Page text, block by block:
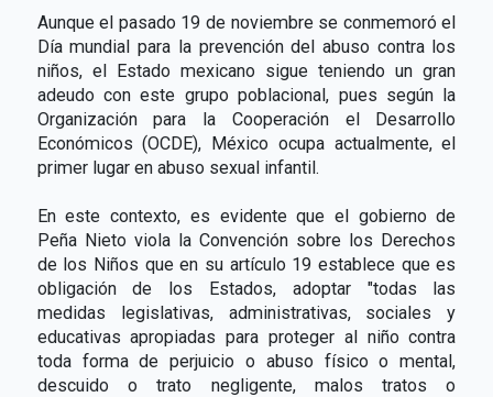
Aunque el pasado 19 de noviembre se conmemoró el
Día mundial para la prevención del abuso contra los
niños, el Estado mexicano sigue teniendo un gran
adeudo con este grupo poblacional, pues según la
Organización para la Cooperación el Desarrollo
Económicos (OCDE), México ocupa actualmente, el
primer lugar en abuso sexual infantil.
En este contexto, es evidente que el gobierno de
Peña Nieto viola la Convención sobre los Derechos
de los Niños que en su artículo 19 establece que es
obligación de los Estados, adoptar "todas las
medidas legislativas, administrativas, sociales y
educativas apropiadas para proteger al niño contra
toda forma de perjuicio o abuso físico o mental,
descuido o trato negligente, malos tratos o